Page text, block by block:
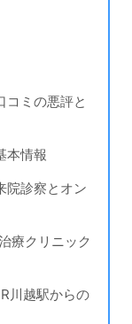
コミの悪評と
本情報
院診察とオン
療クリニック
川越駅からの